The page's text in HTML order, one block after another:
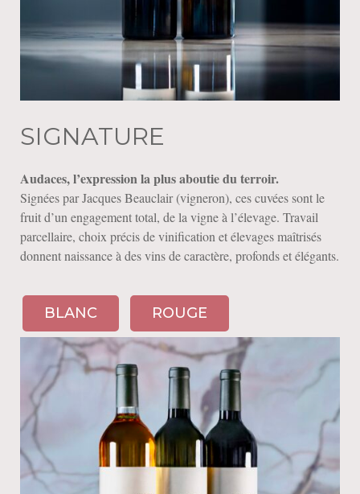
SIGNATURE
Audaces, l’expression la plus aboutie du terroir.
Signées par Jacques Beauclair (vigneron), ces cuvées sont le
fruit d’un engagement total, de la vigne à l’élevage. Travail
parcellaire, choix précis de vinification et élevages maîtrisés
donnent naissance à des vins de caractère, profonds et élégants.
BLANC ROUGE